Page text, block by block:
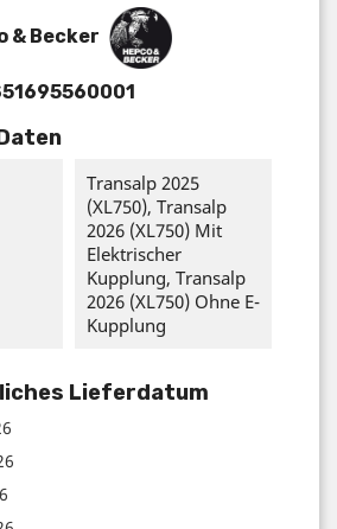
& Becker
Transalp 2025
(XL750), Transalp
2026 (XL750) Mit
Elektrischer
Kupplung, Transalp
2026 (XL750) Ohne E-
Kupplung
Lieferdatum